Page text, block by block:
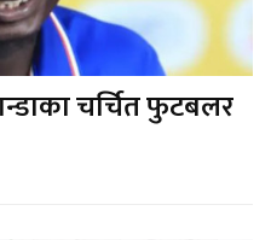
चर्चित फुटबलर